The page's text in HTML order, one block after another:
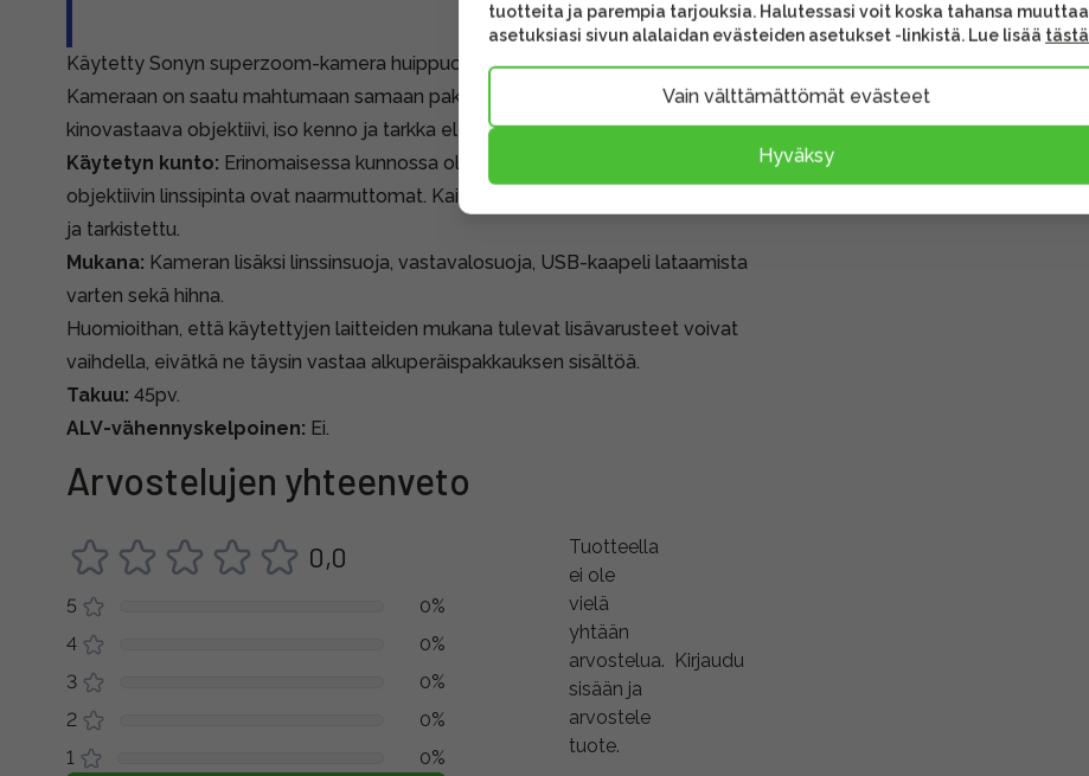
Käytetty Sonyn superzoom-kamera huippuominaisuuksilla pienessä koossa.
Kameraan on saatu mahtumaan samaan pakettiin valovoimainen 24-600mm
kinovastaava objektiivi, iso kenno ja tarkka elektroninen etsin.
Käytetyn kunto: Erinomaisessa kunnossa oleva kamera. Takanäyttö ja
objektiivin linssipinta ovat naarmuttomat. Kaikki käytetyt laitteet on testattu
ja tarkistettu.
Mukana: Kameran lisäksi linssinsuoja, vastavalosuoja, USB-kaapeli lataamista
varten sekä hihna.
Huomioithan, että käytettyjen laitteiden mukana tulevat lisävarusteet voivat
vaihdella, eivätkä ne täysin vastaa alkuperäispakkauksen sisältöä.
Takuu: 45pv.
ALV-vähennyskelpoinen: Ei.
Arvostelujen yhteenveto
0,0
5
0%
4
0%
3
0%
2
0%
1
0%
Tuotteella
ei ole
vielä
yhtään
arvostelua. Kirjaudu
sisään ja
arvostele
tuote.
tuotteita ja parempia tarjouksia. Halutessasi voit koska tahansa muuttaa
asetuksiasi sivun alalaidan evästeiden asetukset -linkistä. Lue lisää tästä
Vain välttämättömät evästeet
Hyväksy